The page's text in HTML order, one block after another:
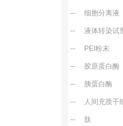
细胞分离液
液体转染试
PEI粉末
胶原蛋白酶
胰蛋白酶
人间充质干
肽